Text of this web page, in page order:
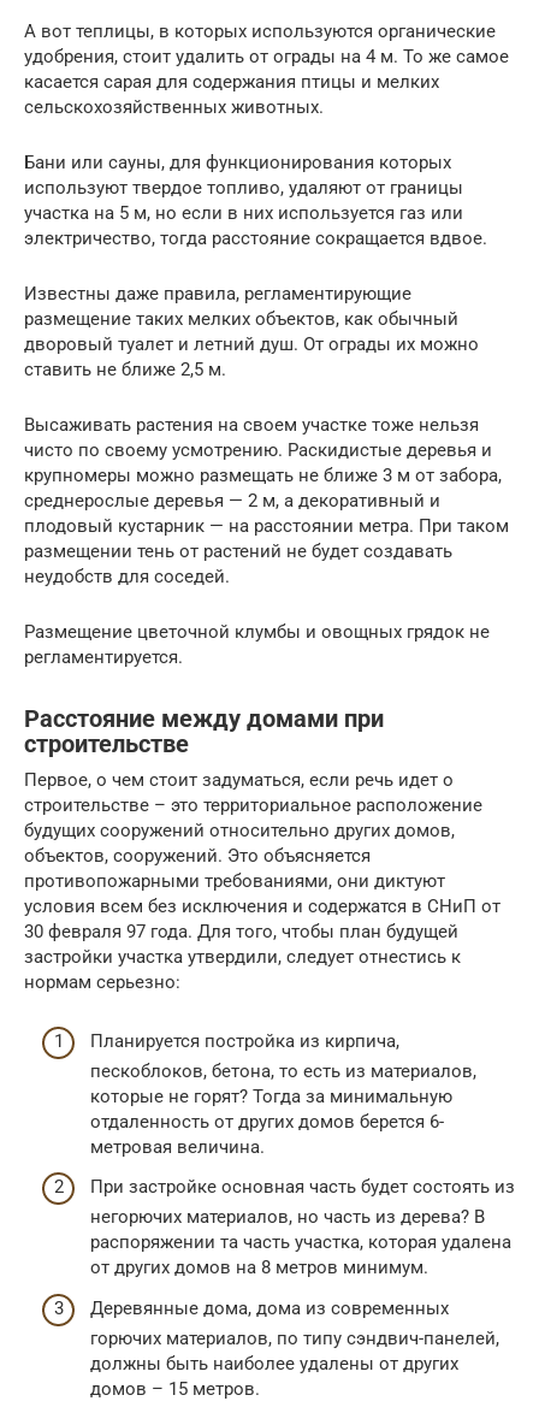
А вот теплицы, в которых используются органические
удобрения, стоит удалить от ограды на 4 м. То же самое
касается сарая для содержания птицы и мелких
сельскохозяйственных животных.
Бани или сауны, для функционирования которых
используют твердое топливо, удаляют от границы
участка на 5 м, но если в них используется газ или
электричество, тогда расстояние сокращается вдвое.
Известны даже правила, регламентирующие
размещение таких мелких объектов, как обычный
дворовый туалет и летний душ. От ограды их можно
ставить не ближе 2,5 м.
Высаживать растения на своем участке тоже нельзя
чисто по своему усмотрению. Раскидистые деревья и
крупномеры можно размещать не ближе 3 м от забора,
среднерослые деревья — 2 м, а декоративный и
плодовый кустарник — на расстоянии метра. При таком
размещении тень от растений не будет создавать
неудобств для соседей.
Размещение цветочной клумбы и овощных грядок не
регламентируется.
Расстояние между домами при
строительстве
Первое, о чем стоит задуматься, если речь идет о
строительстве – это территориальное расположение
будущих сооружений относительно других домов,
объектов, сооружений. Это объясняется
противопожарными требованиями, они диктуют
условия всем без исключения и содержатся в СНиП от
30 февраля 97 года. Для того, чтобы план будущей
застройки участка утвердили, следует отнестись к
нормам серьезно:
Планируется постройка из кирпича,
пескоблоков, бетона, то есть из материалов,
которые не горят? Тогда за минимальную
отдаленность от других домов берется 6-
метровая величина.
При застройке основная часть будет состоять из
негорючих материалов, но часть из дерева? В
распоряжении та часть участка, которая удалена
от других домов на 8 метров минимум.
Деревянные дома, дома из современных
горючих материалов, по типу сэндвич-панелей,
должны быть наиболее удалены от других
домов – 15 метров.